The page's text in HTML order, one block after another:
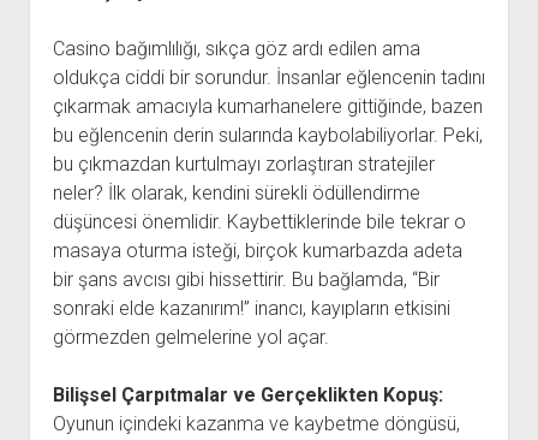
Casino bağımlılığı, sıkça göz ardı edilen ama
oldukça ciddi bir sorundur. İnsanlar eğlencenin tadını
çıkarmak amacıyla kumarhanelere gittiğinde, bazen
bu eğlencenin derin sularında kaybolabiliyorlar. Peki,
bu çıkmazdan kurtulmayı zorlaştıran stratejiler
neler? İlk olarak, kendini sürekli ödüllendirme
düşüncesi önemlidir. Kaybettiklerinde bile tekrar o
masaya oturma isteği, birçok kumarbazda adeta
bir şans avcısı gibi hissettirir. Bu bağlamda, “Bir
sonraki elde kazanırım!” inancı, kayıpların etkisini
görmezden gelmelerine yol açar.
Bilişsel Çarpıtmalar ve Gerçeklikten Kopuş:
Oyunun içindeki kazanma ve kaybetme döngüsü,